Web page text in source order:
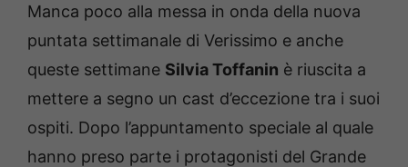
Manca poco alla messa in onda della nuova
puntata settimanale di Verissimo e anche
queste settimane Silvia Toffanin è riuscita a
mettere a segno un cast d’eccezione tra i suoi
ospiti. Dopo l’appuntamento speciale al quale
hanno preso parte i protagonisti del Grande